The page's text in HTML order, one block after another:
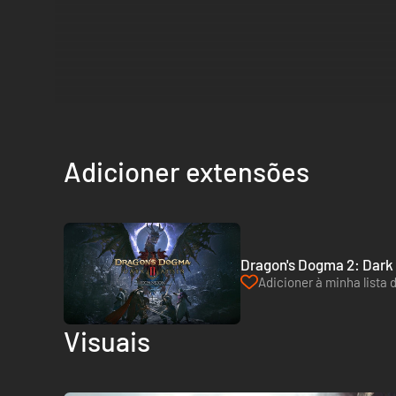
Adicioner extensões
Dragon's Dogma 2:
Adicioner à minha lista
Visuais